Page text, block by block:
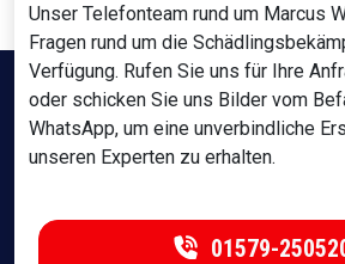
Unser Telefonteam rund um Marcus
Fragen rund um die
Verfügung. Rufen Sie uns für Ihre
oder schicken Sie uns Bilder vom
WhatsApp, um eine unverbindliche
unseren Experten zu erhalten.
01579-